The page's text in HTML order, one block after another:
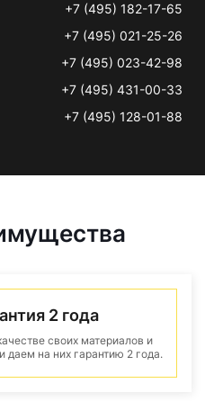
+7 (495) 182-17-65
+7 (495) 021-25-26
+7 (495) 023-42-98
+7 (495) 431-00-33
+7 (495) 128-01-88
2 года
своих материалов и
даем на них гарантию 2 года.